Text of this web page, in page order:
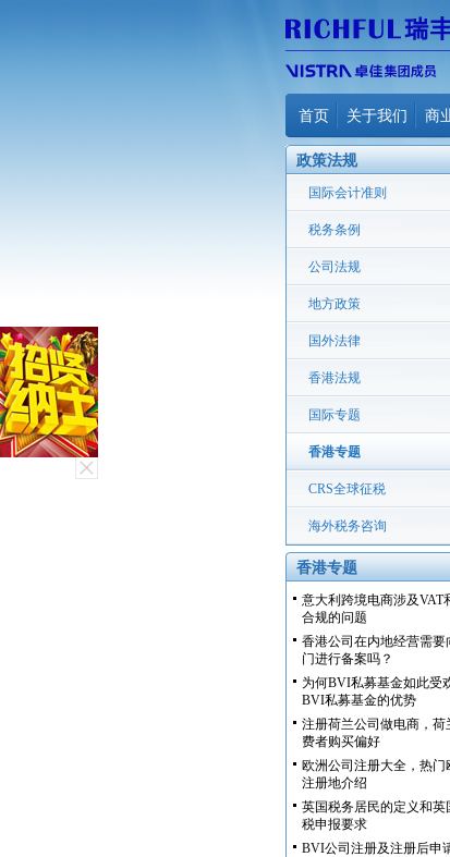
首页 关于我们 商
政策法规
国际会计准则
税务条例
公司法规
地方政策
国外法律
香港法规
国际专题
香港专题
CRS全球征税
海外税务咨询
香港专题
意大利跨境电商涉及VAT
合规的问题
香港公司在内地经营需要
门进行备案吗？
为何BVI私募基金如此受
BVI私募基金的优势
注册荷兰公司做电商，荷
费者购买偏好
欧洲公司注册大全，热门
注册地介绍
英国税务居民的定义和英
税申报要求
BVI公司注册及注册后申